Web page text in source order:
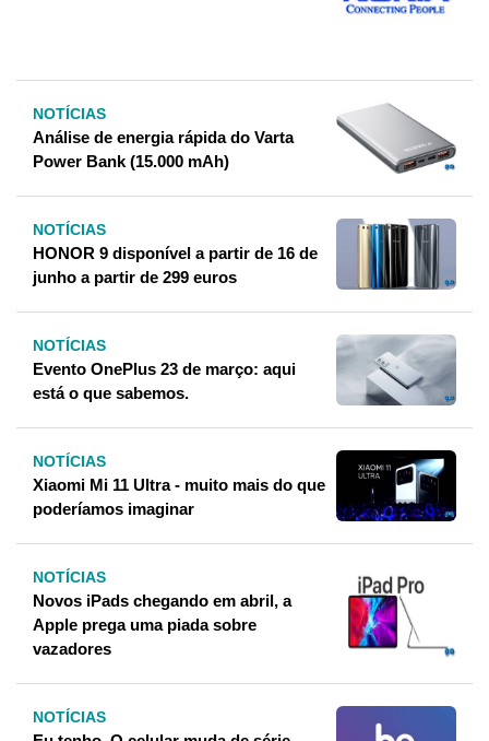
NOTÍCIAS
Análise de energia rápida do Varta
Power Bank (15.000 mAh)
NOTÍCIAS
HONOR 9 disponível a partir de 16 de
junho a partir de 299 euros
NOTÍCIAS
Evento OnePlus 23 de março: aqui
está o que sabemos.
NOTÍCIAS
Xiaomi Mi 11 Ultra - muito mais do que
poderíamos imaginar
NOTÍCIAS
Novos iPads chegando em abril, a
Apple prega uma piada sobre
vazadores
NOTÍCIAS